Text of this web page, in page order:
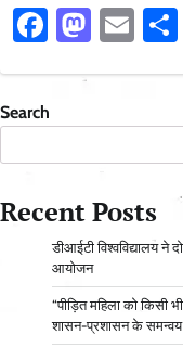
Facebook
Search
Recent Posts
डीआईटी विश्वविद्यालय ने
आयोजन
“पीड़ित महिला को
शासन-प्रशासन के